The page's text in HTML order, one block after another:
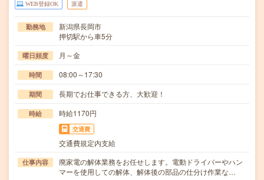
WEB登録OK 派遣
勤務地
新潟県長岡市
押切駅から車5分
曜日頻度 月～金
時間 08:00～17:30
期間 長期でお仕事できる方、大歓迎！
時給 時給1170円
交通費
交通費規定内支給
仕事内容
廃家電の解体業務をお任せします。電動ドライバーやハン
マーを使用しての解体、解体後の部品の仕分け作業な…